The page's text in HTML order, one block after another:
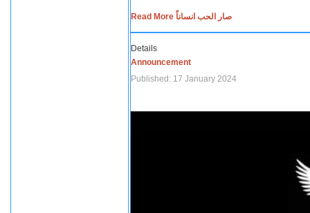
Read More صار الحب انساناً
Details
Announcement
Published: 17 January 2024